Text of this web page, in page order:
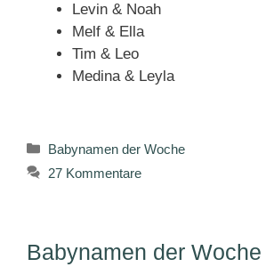
Levin & Noah
Melf & Ella
Tim & Leo
Medina & Leyla
Kategorien
Babynamen der Woche
27 Kommentare
Babynamen der